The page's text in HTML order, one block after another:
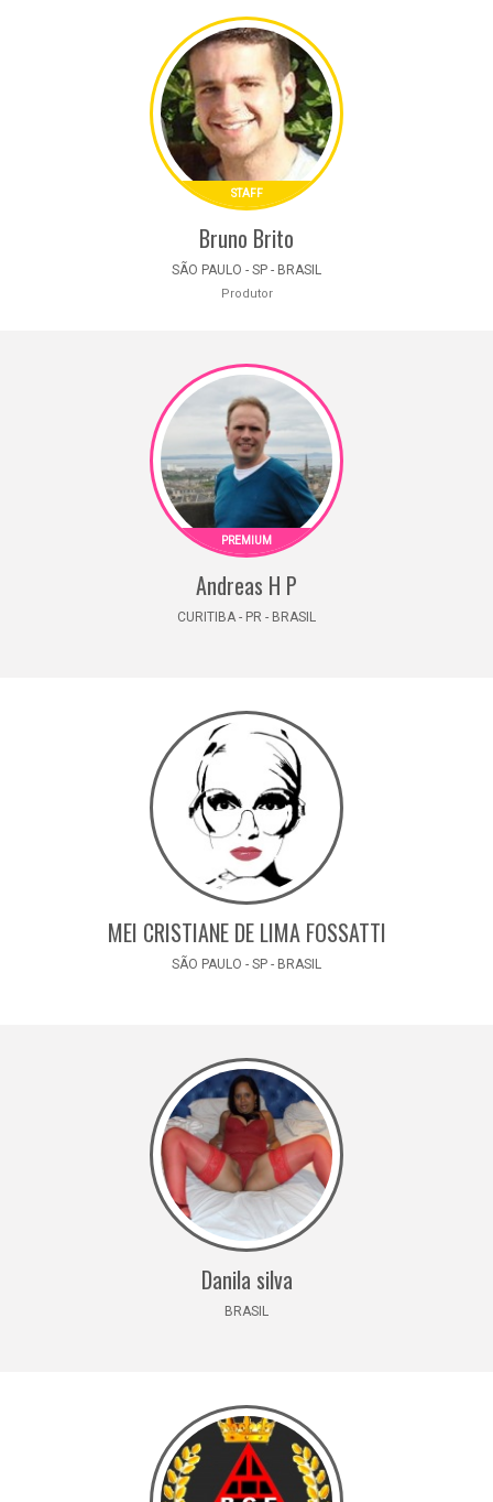
Bruno Brito
SÃO PAULO - SP - BRASIL
Produtor
Andreas H P
CURITIBA - PR - BRASIL
MEI CRISTIANE DE LIMA FOSSATTI
SÃO PAULO - SP - BRASIL
Danila silva
BRASIL